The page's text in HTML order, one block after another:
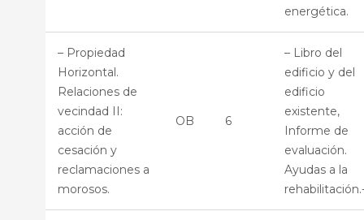
energética.
– Propiedad
Horizontal.
Relaciones de
vecindad II:
acción de
cesación y
reclamaciones a
morosos.
OB 6
– Libro del
edificio y del
edificio
existente,
Informe de
evaluación.
Ayudas a la